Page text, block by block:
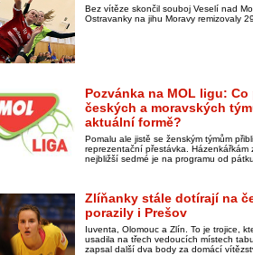
Bez vítěze skončil souboj Veselí nad
Ostravanky na jihu Moravy remizovaly
Pozvánka na MOL ligu:
českých a moravských
aktuální formě?
Pomalu ale jistě se ženským týmům
reprezentační přestávka. Házenkářkám
nejbližší sedmé je na programu od
Zlíňanky stále dotírají na
porazily i Prešov
Iuventa, Olomouc a Zlín. To je trojice,
usadila na třech vedoucích místech
zapsal další dva body za domácí